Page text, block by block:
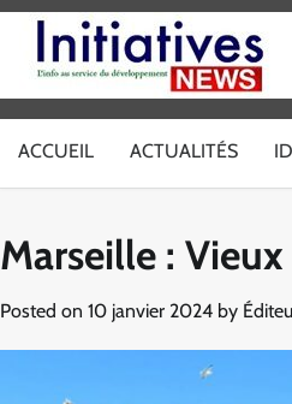
Skip
content
ACCUEIL ACTUALITÉS
Marseille :
Posted on 10 janvier 2024 by